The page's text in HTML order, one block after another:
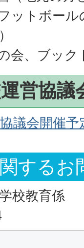
ットボール
会、ブック
営協議
議会開催予
するお
校教育係